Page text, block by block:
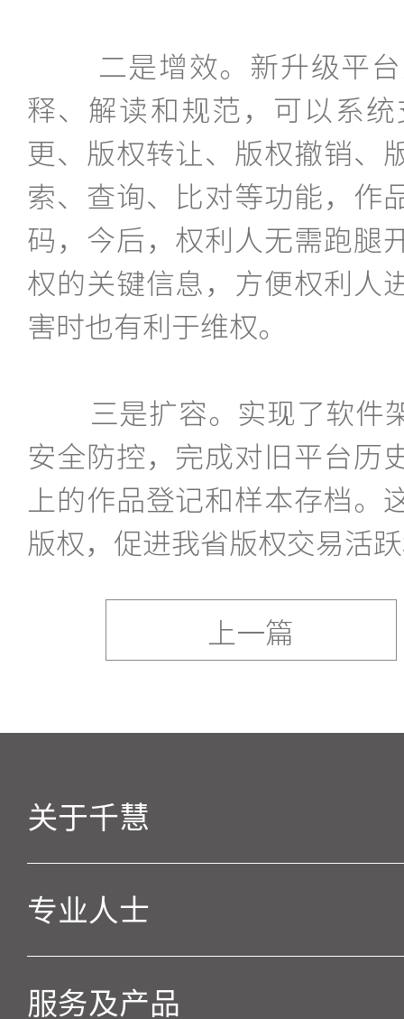
二是增效。新升级平台
释、解读和规范，可以系
更、版权转让、版权撤销、
索、查询、比对等功能，作
码，今后，权利人无需跑腿
权的关键信息，方便权利人
害时也有利于维权。
三是扩容。实现了软件
安全防控，完成对旧平台历
上的作品登记和样本存档
版权，促进我省版权交易活
上一篇
关于千慧
专业人士
服务及产品